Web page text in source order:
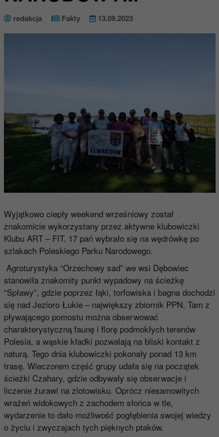
redakcja Fakty 13.09.2023
Wyjątkowo ciepły weekend wrześniowy został
znakomicie wykorzystany przez aktywne klubowiczki
Klubu ART – FIT. 17 pań wybrało się na wędrówkę po
szlakach Poleskiego Parku Narodowego.
Agroturystyka “Orzechowy sad” we wsi Dębowiec
stanowiła znakomity punkt wypadowy na ścieżkę
“Spławy”, gdzie poprzez łąki, torfowiska i bagna dochodzi
się nad Jezioro Łukie – największy zbiornik PPN. Tam z
pływającego pomostu można obserwować
charakterystyczną faunę i florę podmokłych terenów
Polesia, a wąskie kładki pozwalają na bliski kontakt z
naturą. Tego dnia klubowiczki pokonały ponad 13 km
trasę. Wieczorem część grupy udała się na początek
ścieżki Czahary, gdzie odbywały się obserwacje i
liczenie żurawi na zlotowisku. Oprócz niesamowitych
wrażeń widokowych z zachodem słońca w tle,
wydarzenie to dało możliwość pogłębienia swojej wiedzy
o życiu i zwyczajach tych pięknych ptaków.